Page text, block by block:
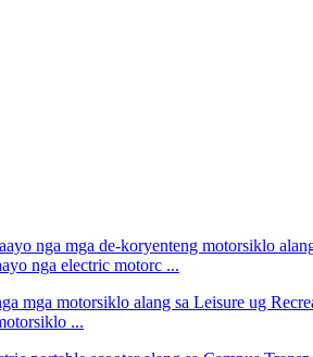
nga electric motorc ...
...